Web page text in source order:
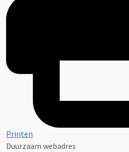
Printen
Duurzaam webadres